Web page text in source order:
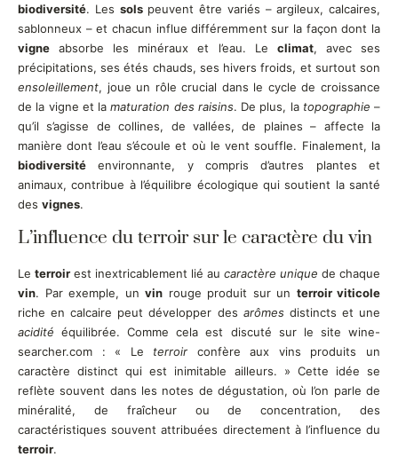
biodiversité. Les solspeuvent être variés – argileux, calcaires,
sablonneux – et chacun influe différemment sur la façon dont la
vigne absorbe les minéraux et l’eau. Le climat, avec ses
précipitations, ses étés chauds, ses hivers froids, et surtout son
ensoleillement, joue un rôle crucial dans le cycle de croissance
de la vigne et lamaturation des raisins. De plus, la topographie –
qu’il s’agisse de collines, de vallées, de plaines – affecte la
manière dont l’eau s’écoule et où le vent souffle. Finalement, la
biodiversité environnante, y compris d’autres plantes et
animaux, contribue à l’équilibre écologique qui soutient la santé
des vignes.
L’influence du terroir sur le caractère du vin
Le terroir est inextricablement lié au caractère unique de chaque
vin. Par exemple, un vin rouge produit sur un terroir viticole
riche en calcaire peut développer des arômesdistincts et une
acidité équilibrée. Comme cela est discuté sur le site wine-
searcher.com : « Le terroir confère aux vins produits un
caractère distinct qui est inimitable ailleurs. » Cette idée se
reflète souvent dans les notes de dégustation, où l’on parle de
minéralité, de fraîcheur ou de concentration, des
caractéristiques souvent attribuées directement à l’influence du
terroir.